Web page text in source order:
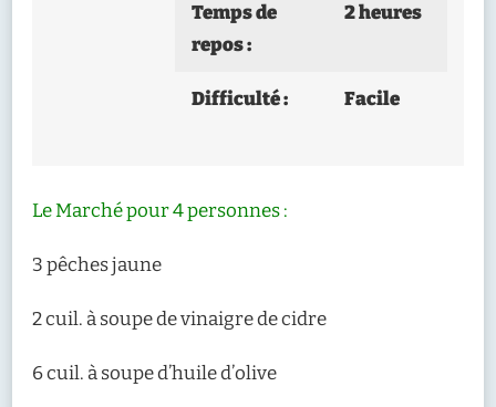
Temps de
repos :
2 heures
Difficulté : Facile
Le Marché pour 4 personnes :
3 pêches jaune
2 cuil. à soupe de vinaigre de cidre
6 cuil. à soupe d’huile d’olive